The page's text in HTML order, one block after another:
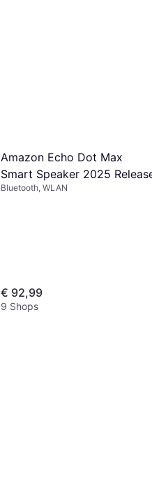
Amazon Echo Dot Max
Smart Speaker 2025
Bluetooth, WLAN
€ 92,99
9 Shops